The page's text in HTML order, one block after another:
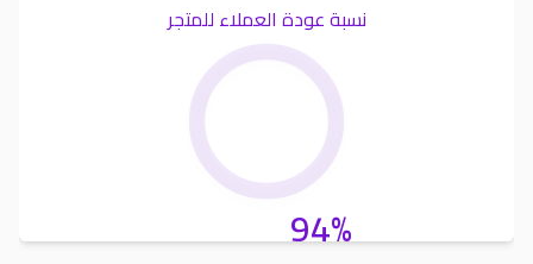
نسبة عودة العملاء للمتجر
94%